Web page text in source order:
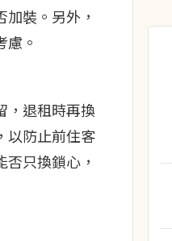
裝。另外，
。
，退租時再換
以防止前住客
只換鎖心，